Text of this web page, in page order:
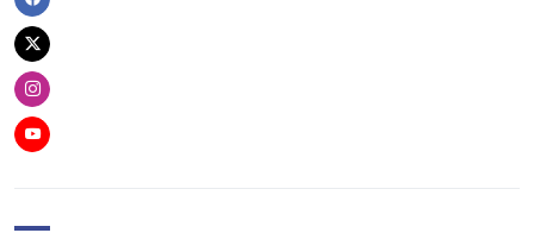
Twitter
Instagram
Youtube